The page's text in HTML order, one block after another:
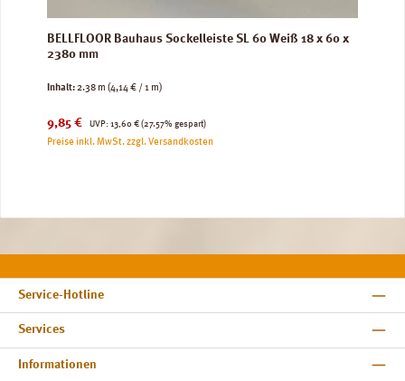
BELLFLOOR Bauhaus Sockelleiste SL 60 Weiß 18 x 60 x
2380 mm
Inhalt:2.38 m (4,14 € / 1 m)
Verkaufspreis:
9,85 € UVP:
Regulärer Preis:
13,60 € (27.57% gespart)
Preise inkl. MwSt. zzgl. Versandkosten
Service-Hotline
Services
Informationen